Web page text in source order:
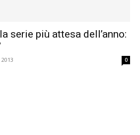
serie più attesa dell’anno:
0